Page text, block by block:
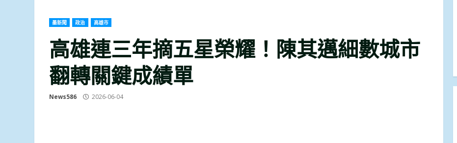
墨新聞 政治 高雄市
高雄連三年摘五星榮耀！陳其邁細數城市
翻轉關鍵成績單
News586 2026-06-04